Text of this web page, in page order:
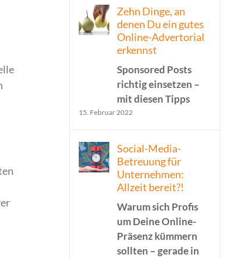
Zehn Dinge, an
denen Du ein gutes
Online-Advertorial
erkennst
Sponsored Posts
richtig einsetzen –
mit diesen Tipps
15. Februar 2022
Social-Media-
Betreuung für
Unternehmen:
Allzeit bereit?!
Warum sich Profis
um Deine Online-
Präsenz kümmern
sollten – gerade in